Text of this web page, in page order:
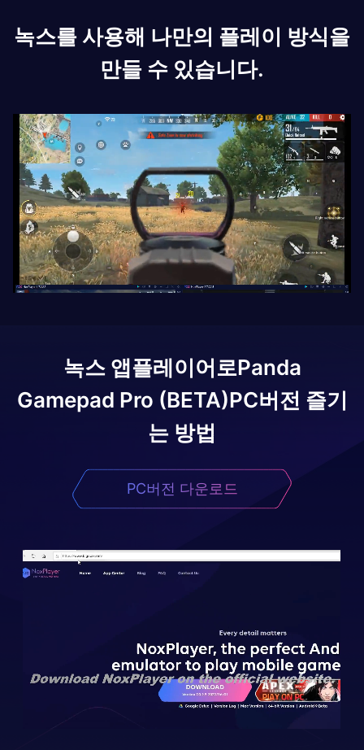
녹스를 사용해 나만의 플레이 방식을
만들 수 있습니다.
녹스 앱플레이어로Panda
Gamepad Pro (BETA)PC버전 즐기
는 방법
PC버전 다운로드